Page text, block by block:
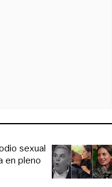
sexual
en pleno